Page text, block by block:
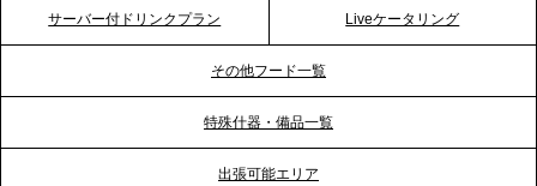
テーブル、横浜事務所を新設。神奈川エリアのサー
ビス提供体制を強化し、質の高い「場づくり」をサ
TBS「Nスタ」で、2ndTable「1DISH」の花見オー
サーバー付ドリンクプラン Liveケータリング
その他フード一覧
特殊什器・備品一覧
出張可能エリア